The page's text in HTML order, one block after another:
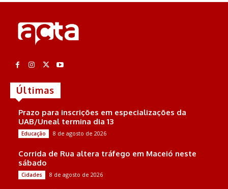
Últimas
Prazo para inscrições em especializações da
UAB/Uneal termina dia 13
Educação 8 de agosto de 2026
Corrida de Rua altera tráfego em Maceió neste
sábado
Cidades 8 de agosto de 2026